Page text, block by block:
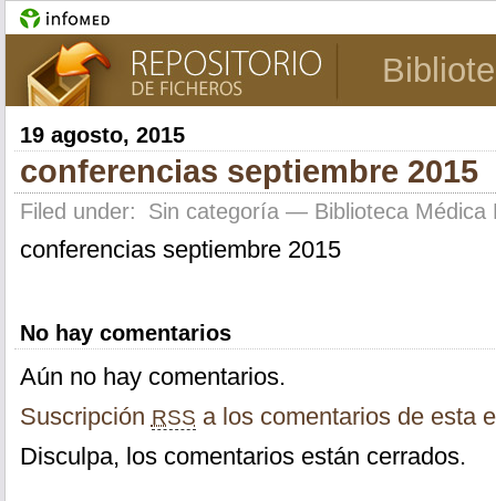
19 agosto, 2015
conferencias septiembre 2015
Filed under: Sin categoría— Biblioteca Médica
conferencias septiembre 2015
No hay comentarios
Aún no hay comentarios.
Suscripción RSS a los comentarios de esta
Disculpa, los comentarios están cerrados.